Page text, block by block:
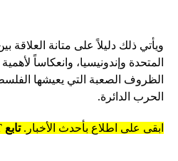
ويأتي ذلك دليلاً على متانة العلاقة
المتحدة وإندونيسيا، وانعكاساً
الظروف الصعبة التي يعيشها
الحرب الدائرة.
ابقى على اطلاع بأحدث الأخبار.تابع KT على قنوات WhatsApp.